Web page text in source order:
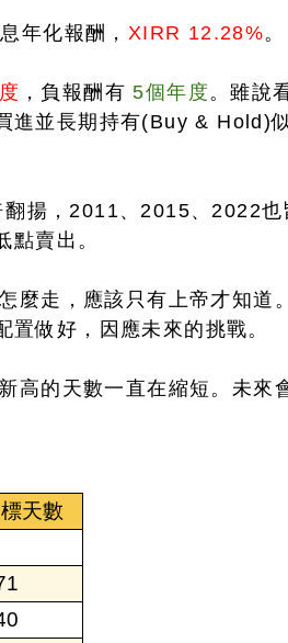
年化報酬， XIRR 12.28%。
，負報酬有5個年度。雖說
進並長期持有(Buy & Hold)
揚，2011、2015、2022也
賣出。
麼走，應該只有上帝才知道
做好，因應未來的挑戰。
高的天數一直在縮短。未來
天數